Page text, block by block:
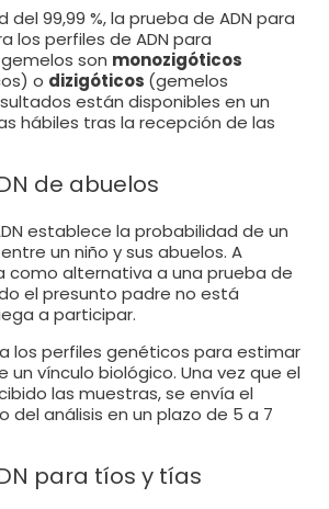
del 99,99 %, la prueba de ADN para
los perfiles de ADN para
son monozigóticos
o dizigóticos (gemelos
están disponibles en un
hábiles tras la recepción de las
de abuelos
establece la probabilidad de un
un niño y sus abuelos. A
como alternativa a una prueba de
el presunto padre no está
a participar.
los perfiles genéticos para estimar
un vínculo biológico. Una vez que el
las muestras, se envía el
del análisis en un plazo de 5 a 7
para tíos y tías